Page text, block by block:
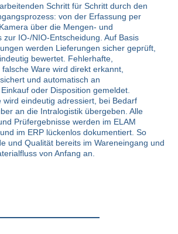
Schritt für Schritt durch den
von der Erfassung per
über die Mengen- und
zur IO-/NIO-Entscheidung. Auf Basis
werden Lieferungen sicher geprüft,
bewertet. Fehlerhafte,
Ware wird direkt erkannt,
und automatisch an
oder Disposition gemeldet.
wird eindeutig adressiert, bei Bedarf
an die Intralogistik übergeben. Alle
Prüfergebnisse werden im ELAM
im ERP lückenlos dokumentiert. So
und Qualität bereits im Wareneingang und
von Anfang an.